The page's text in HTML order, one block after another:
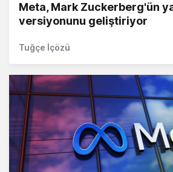
Meta, Mark Zuckerberg'ün
versiyonunu geliştiriyor
Tuğçe İçözü